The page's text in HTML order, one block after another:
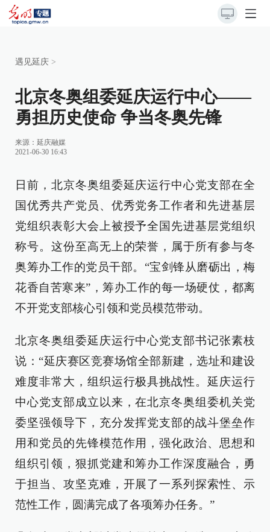
遇见延庆 >
北京冬奥组委延庆运行中心——
勇担历史使命 争当冬奥先锋
来源： 延庆融媒
2021-06-30 16:43
日前，北京冬奥组委延庆运行中心党支部在全
国优秀共产党员、优秀党务工作者和先进基层
党组织表彰大会上被授予全国先进基层党组织
称号。这份至高无上的荣誉，属于所有参与冬
奥筹办工作的党员干部。“宝剑锋从磨砺出，梅
花香自苦寒来”，筹办工作的每一场硬仗，都离
不开党支部核心引领和党员模范带动。
北京冬奥组委延庆运行中心党支部书记张素枝
说：“延庆赛区竞赛场馆全部新建，选址和建设
难度非常大，组织运行极具挑战性。延庆运行
中心党支部成立以来，在北京冬奥组委机关党
委坚强领导下，充分发挥党支部的战斗堡垒作
用和党员的先锋模范作用，强化政治、思想和
组织引领，狠抓党建和筹办工作深度融合，勇
于担当、攻坚克难，开展了一系列探索性、示
范性工作，圆满完成了各项筹办任务。”